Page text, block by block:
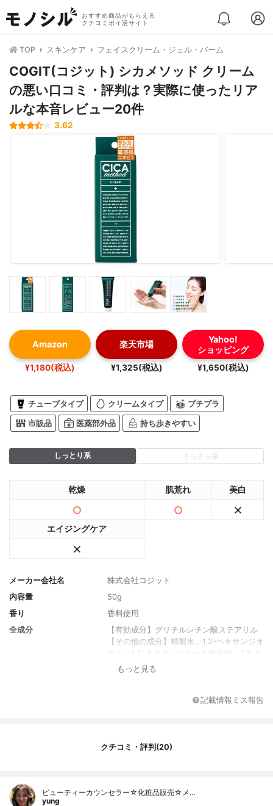
おすすめ商品がもらえる
クチコミポイ活サイト
TOP スキンケア フェイスクリーム・ジェル・バーム
COGIT(コジット) シカメソッド クリーム
の悪い口コミ・評判は？実際に使ったリア
ルな本音レビュー20件
3.62
Amazon
¥1,180(税込)
楽天市場
¥1,325(税込)
Yahoo!
ショッピング
¥1,650(税込)
チューブタイプ クリームタイプ プチプラ
市販品 医薬部外品 持ち歩きやすい
しっとり系 さらさら系
乾燥 肌荒れ 美白
エイジングケア
メーカー会社名
株式会社コジット
内容量
50g
香り
香料使用
全成分
【有効成分】グリチルレチン酸ステアリル
【その他の成分】精製水、1,2-ヘキサンジオ
ール・1,2-オクタンジオール混合物、1,2-ペ
ンタンジオール、1,3-ブチレングリコ ー
カルボキシビニルポリマー、グリセリンモ
ノステアリン酸グリセリル、水酸化カリウ
ン、ベヘニルアルコール、メチルポリシロ
もっと見る
記載情報ミス報告
クチコミ・評判(20)
ビューティーカウンセラー☆化粧品販売☆メ…
yung